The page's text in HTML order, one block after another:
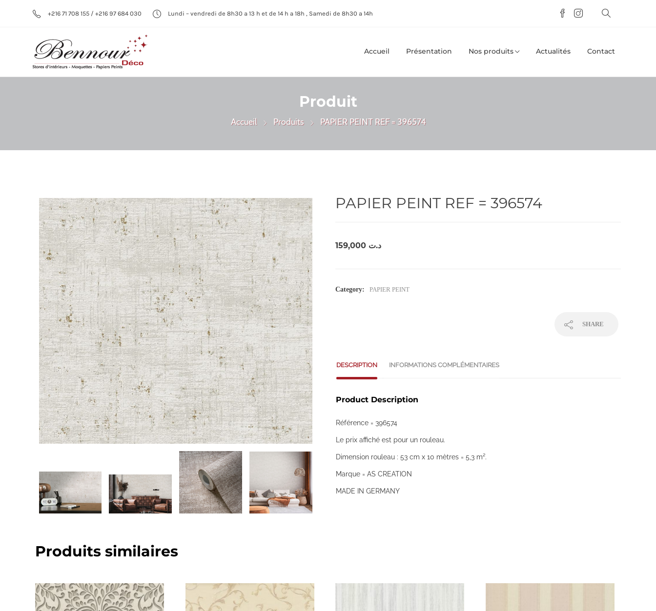
+216 71 708 155 / +216 97 684 030 Lundi – vendredi de 8h30 a 13 h et de 14 h a 18h , Samedi de 8h30 a 14h
Accueil Présentation Nos produits Actualités Contact
Produit
Accueil Produits PAPIER PEINT REF = 396574
PAPIER PEINT REF = 396574
د.ت
Category: PAPIER PEINT
SHARE
DESCRIPTION INFORMATIONS COMPLÉMENTAIRES
Product Description
Référence = 396574
Le prix affiché est pour un rouleau.
Dimension rouleau : 53 cm x 10 mètres = 5,3 m².
Marque = AS CREATION
MADE IN GERMANY
Produits similaires